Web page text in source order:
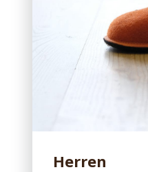
Herren